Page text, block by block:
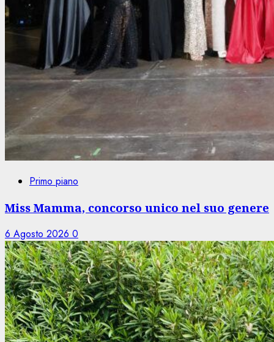
Primo piano
Miss Mamma, concorso unico nel suo genere
6 Agosto 2026 0